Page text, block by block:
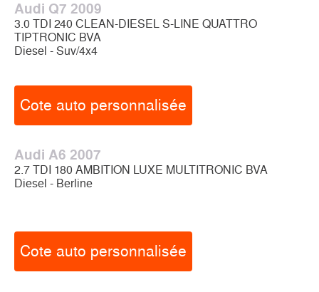
Audi Q7 2009
3.0 TDI 240 CLEAN-DIESEL S-LINE QUATTRO
TIPTRONIC BVA
Diesel - Suv/4x4
Cote auto personnalisée
Audi A6 2007
2.7 TDI 180 AMBITION LUXE MULTITRONIC BVA
Diesel - Berline
Cote auto personnalisée